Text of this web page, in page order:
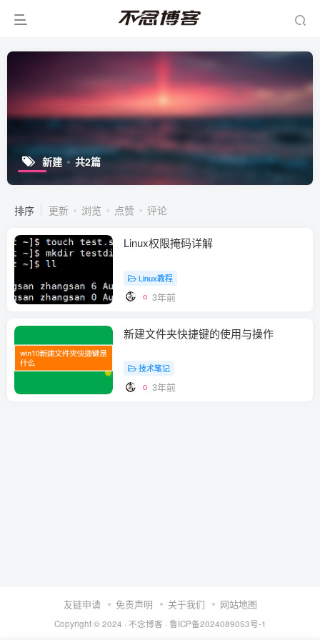
新建 共2篇
排序 更新 浏览 点赞 评论
Linux权限掩码详解
Linux教程
3年前
新建文件夹快捷键的使用与操作
技术笔记
3年前
友链申请 免责声明 关于我们 网站地图
Copyright © 2024 · 不念博客 · 鲁ICP备2024089053号-1